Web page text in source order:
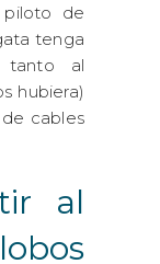
de
tenga
tanto al
hubiera)
cables
al